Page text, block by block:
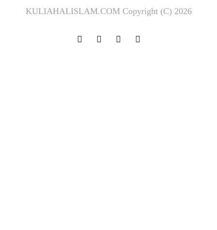
KULIAHALISLAM.COM Copyright (C) 2026